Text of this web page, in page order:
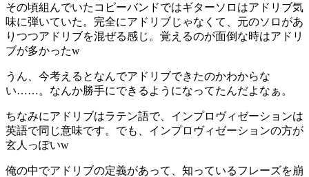
その頃組んでいたコピーバンドではギターソロはアドリブ気
味に弾いていた。完全にアドリブじゃなくて、元のソロがあ
りつつアドリブを混ぜる感じ。覚えるのが面倒な時はアドリ
ブが多かったw
うん、今考えるとなんでアドリブできたのかわからな
い……。なんか勝手にできるようになってたんだよなぁ。
ちなみにアドリブはラテン語で、インプロヴィゼーションは
英語で同じ意味です。でも、インプロヴィゼーションの方が
玄人っぽいw
俺の中でアドリブの定義があって、知っているフレーズを崩